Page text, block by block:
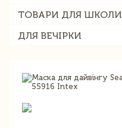
ТОВАРИ ДЛЯ ШКОЛИ
ДЛЯ ВЕЧІРКИ